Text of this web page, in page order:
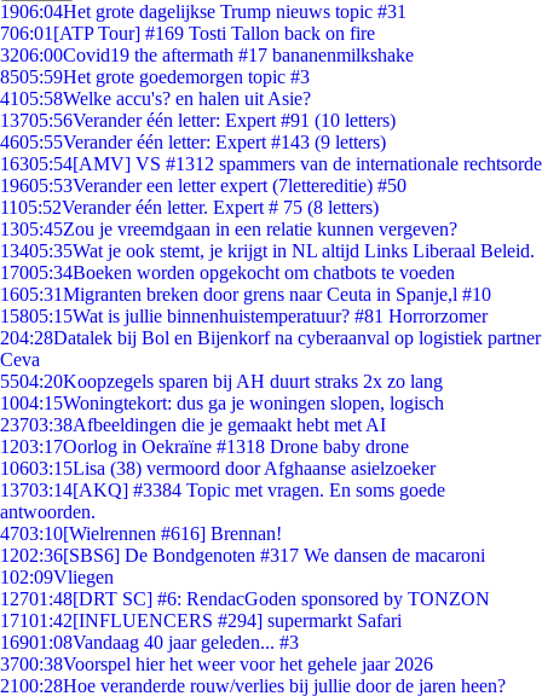
1906:04Het grote dagelijkse Trump nieuws topic #31
706:01 [ATP Tour] #169 Tosti Tallon back on fire
3206:00Covid19 the aftermath #17 bananenmilkshake
8505:59Het grote goedemorgen topic #3
4105:58Welke accu's? en halen uit Asie?
13705:56Verander één letter: Expert #91 (10 letters)
4605:55Verander één letter: Expert #143 (9 letters)
16305:54[AMV] VS #1312 spammers van de internationale rechtsorde
19605:53Verander een letter expert (7lettereditie) #50
1105:52Verander één letter. Expert # 75 (8 letters)
1305:45Zou je vreemdgaan in een relatie kunnen vergeven?
13405:35Wat je ook stemt, je krijgt in NL altijd Links Liberaal Beleid.
17005:34Boeken worden opgekocht om chatbots te voeden
1605:31Migranten breken door grens naar Ceuta in Spanje,l #10
15805:15Wat is jullie binnenhuistemperatuur? #81 Horrorzomer
204:28Datalek bij Bol en Bijenkorf na cyberaanval op logistiek partner
Ceva
5504:20Koopzegels sparen bij AH duurt straks 2x zo lang
1004:15Woningtekort: dus ga je woningen slopen, logisch
23703:38Afbeeldingen die je gemaakt hebt met AI
1203:17Oorlog in Oekraïne #1318 Drone baby drone
10603:15Lisa (38) vermoord door Afghaanse asielzoeker
13703:14[AKQ] #3384 Topic met vragen. En soms goede
antwoorden.
4703:10[Wielrennen #616] Brennan!
1202:36[SBS6] De Bondgenoten #317 We dansen de macaroni
102:09Vliegen
12701:48[DRT SC] #6: RendacGoden sponsored by TONZON
17101:42[INFLUENCERS #294] supermarkt Safari
16901:08Vandaag 40 jaar geleden... #3
3700:38Voorspel hier het weer voor het gehele jaar 2026
2100:28Hoe veranderde rouw/verlies bij jullie door de jaren heen?